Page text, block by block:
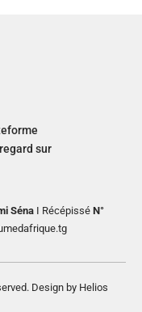
sur
SénaI RécépisséN°
Design by Helios